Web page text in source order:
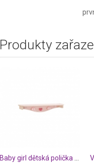
Produkty